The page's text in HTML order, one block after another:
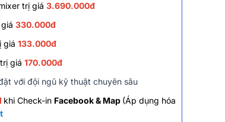
trị giá 3.690.000đ
330.000đ
giá 133.000đ
giá 170.000đ
với đội ngũ kỹ thuật chuyên sâu
khi Check-in Facebook & Map (Áp dụng hóa